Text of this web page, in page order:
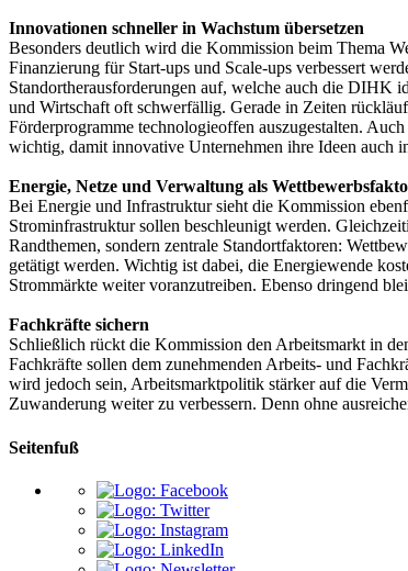
Innovationen schneller in Wachstum übersetzen
Besonders deutlich wird die Kommission beim Thema
Finanzierung für Start-ups und Scale-ups verbessert
Standortherausforderungen auf, welche auch die DIHK
und Wirtschaft oft schwerfällig. Gerade in Zeiten
Förderprogramme technologieoffen auszugestalten.
wichtig, damit innovative Unternehmen ihre Ideen auch
Energie, Netze und Verwaltung als
Bei Energie und Infrastruktur sieht die Kommission
Strominfrastruktur sollen beschleunigt werden.
Randthemen, sondern zentrale Standortfaktoren:
getätigt werden. Wichtig ist dabei, die Energiewende
Strommärkte weiter voranzutreiben. Ebenso dringend
Fachkräfte sichern
Schließlich rückt die Kommission den Arbeitsmarkt in
Fachkräfte sollen dem zunehmenden Arbeits- und
wird jedoch sein, Arbeitsmarktpolitik stärker auf die
Zuwanderung weiter zu verbessern. Denn ohne
Seitenfuß